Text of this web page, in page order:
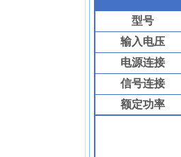
型号
输入电压
电源连接
信号连接
额定功率